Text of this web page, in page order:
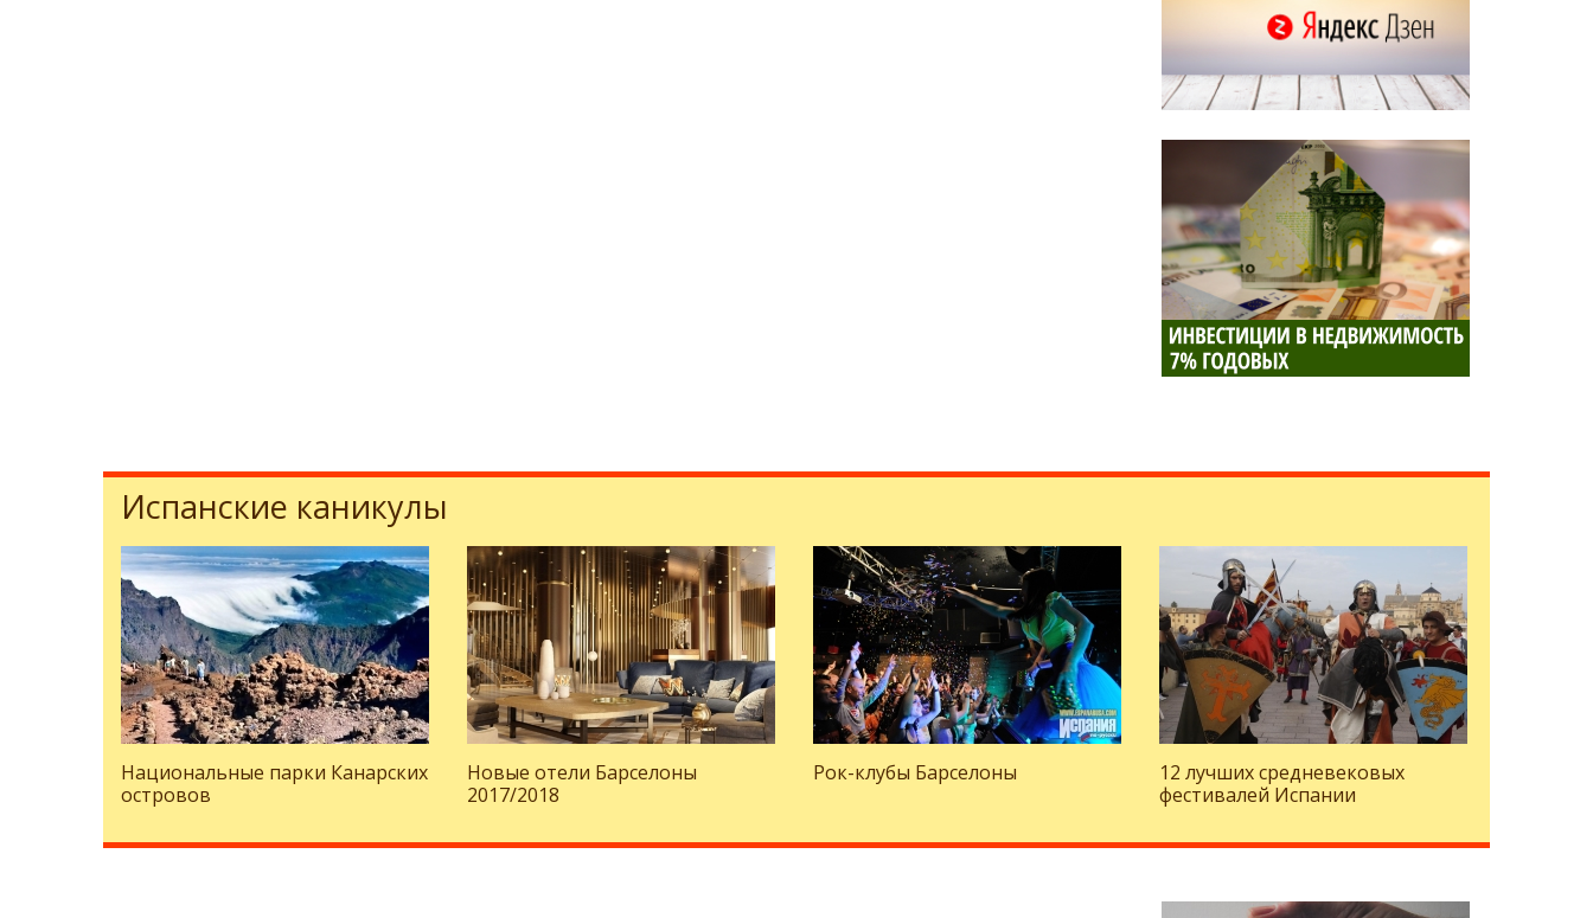
Испанские каникулы
Национальные парки Канарских
островов
Новые отели Барселоны
2017/2018
Рок-клубы Барселоны
12 лучших средневековых
фестивалей Испании